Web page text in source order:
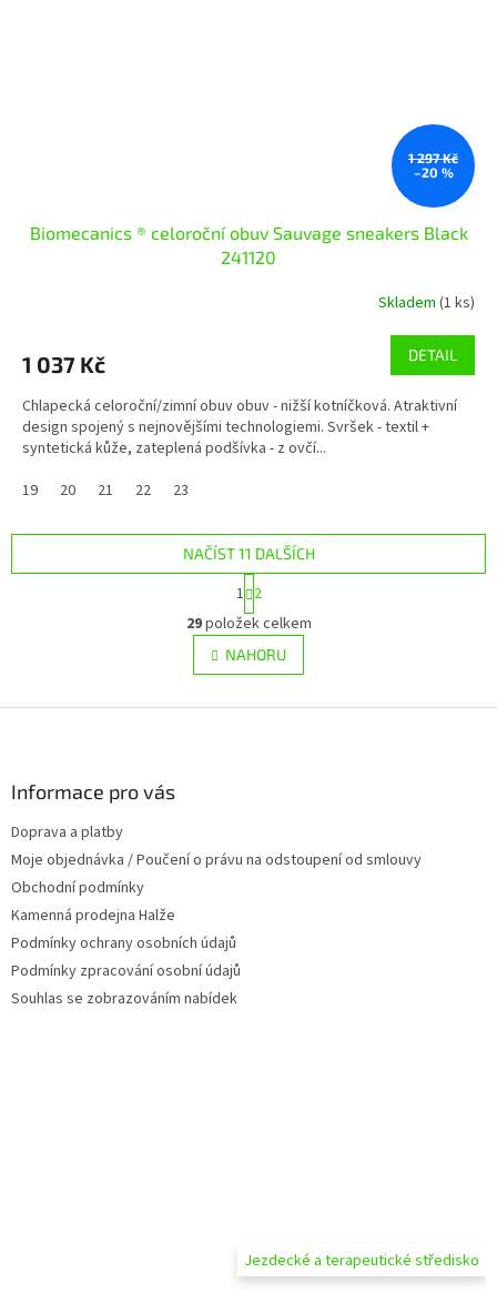
1 297 Kč
–20 %
Biomecanics ® celoroční obuv Sauvage sneakers Black
241120
Skladem (1 ks)
1 037 Kč DETAIL
Chlapecká celoroční/zimní obuv obuv - nižší kotníčková. Atraktivní
design spojený s nejnovějšími technologiemi. Svršek - textil +
syntetická kůže, zateplená podšívka - z ovčí...
19
20 21 22 23
O
v
l
á
y
NAČÍST 11 DALŠÍCH
t
r
á
n
k
v
1 2
29položek celkem
NAHORU
Informace pro vás
Doprava a platby
Moje objednávka / Poučení o právu na odstoupení od smlouvy
Obchodní podmínky
Kamenná prodejna Halže
Podmínky ochrany osobních údajů
Podmínky zpracování osobní údajů
Souhlas se zobrazováním nabídek
Jezdecké a terapeutické středisko